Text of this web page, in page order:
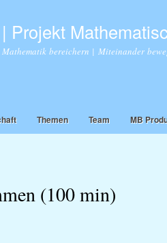
zum
Inhalt
Projekt
Mathematik bereichern | Miteinander
Themen Team MB
(100 min)